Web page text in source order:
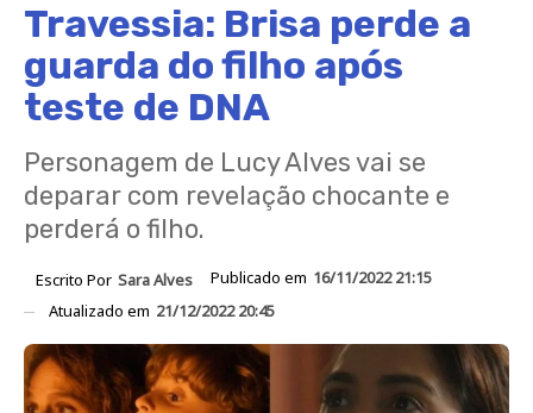
Travessia: Brisa perde a
guarda do filho após
teste de DNA
Personagem de Lucy Alves vai se
deparar com revelação chocante e
perderá o filho.
Escrito Por Sara Alves Publicado em 16/11/2022 21:15
Atualizado em 21/12/2022 20:45